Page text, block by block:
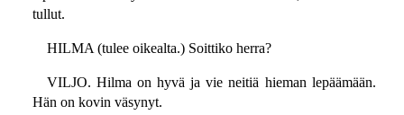
tullut.
HILMA (tulee oikealta.) Soittiko herra?
VILJO. Hilma on hyvä ja vie neitiä hieman lepäämään.
Hän on kovin väsynyt.